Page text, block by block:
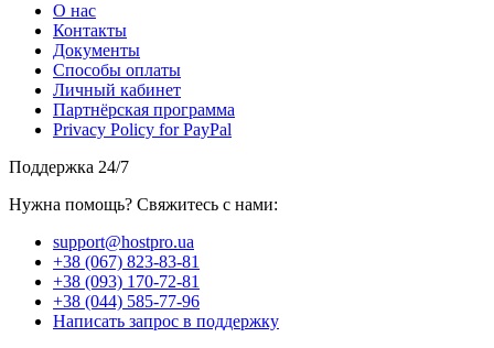
О нас
Контакты
Документы
Способы оплаты
Личный кабинет
Партнёрская программа
Privacy Policy for PayPal
Поддержка 24/7
Нужна помощь? Свяжитесь с нами:
support@hostpro.ua
+38 (067) 823-83-81
+38 (093) 170-72-81
+38 (044) 585-77-96
Написать запрос в поддержку